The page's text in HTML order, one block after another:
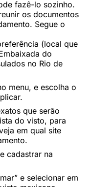
fazê-lo sozinho.
os documentos
Segue o
(local que
do
no Rio de
menu, e escolha o
que serão
do visto, para
em qual site
cadastrar na
e selecionar em